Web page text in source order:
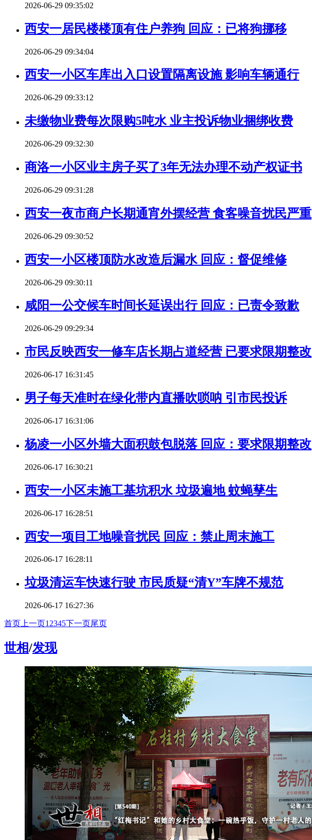
2026-06-29 09:35:02
西安一居民楼楼顶有住户养狗 回应：已将狗挪移
2026-06-29 09:34:04
西安一小区车库出入口设置隔离设施 影响车辆通行
2026-06-29 09:33:12
未缴物业费每次限购5吨水 业主投诉物业捆绑收费
2026-06-29 09:32:30
商洛一小区业主房子买了3年无法办理不动产权证书
2026-06-29 09:31:28
西安一夜市商户长期通宵外摆经营 食客噪音扰民严重
2026-06-29 09:30:52
西安一小区楼顶防水改造后漏水 回应：督促维修
2026-06-29 09:30:11
咸阳一公交候车时间长延误出行 回应：已责令致歉
2026-06-29 09:29:34
市民反映西安一修车店长期占道经营 已要求限期整改
2026-06-17 16:31:45
男子每天准时在绿化带内直播吹唢呐 引市民投诉
2026-06-17 16:31:06
杨凌一小区外墙大面积鼓包脱落 回应：要求限期整改
2026-06-17 16:30:21
西安一小区未施工基坑积水 垃圾遍地 蚊蝇孶生
2026-06-17 16:28:51
西安一项目工地噪音扰民 回应：禁止周末施工
2026-06-17 16:28:11
垃圾清运车快速行驶 市民质疑“清Y”车牌不规范
2026-06-17 16:27:36
首页 上一页1 2345下一页尾页
世相/发现